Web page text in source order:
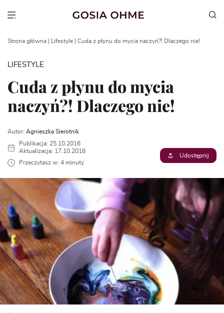
Show menu
Strona główna Lifestyle Cuda z płynu do mycia naczyń?! Dlaczego nie!
LIFESTYLE
Cuda z płynu do mycia
naczyń?! Dlaczego nie!
Autor: Agnieszka Sierotnik
Publikacja: 25.10.2016
Aktualizacja: 17.10.2018
Przeczytasz w: 4 minuty
Udostępnij